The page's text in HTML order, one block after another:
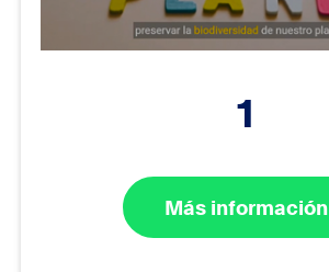
1
Más información